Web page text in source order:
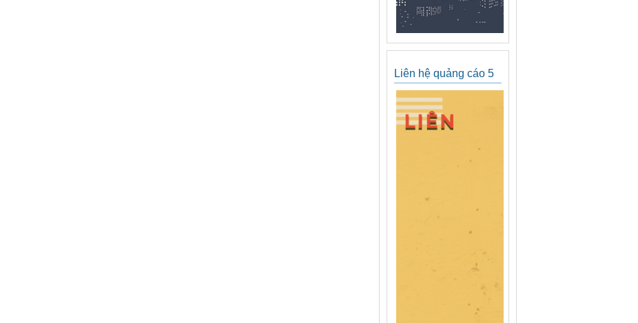
Liên hệ quảng cáo 5